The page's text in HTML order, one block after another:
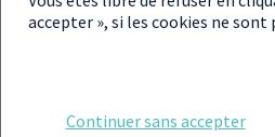
accepter », si les cookies ne
Continuer sans accepter